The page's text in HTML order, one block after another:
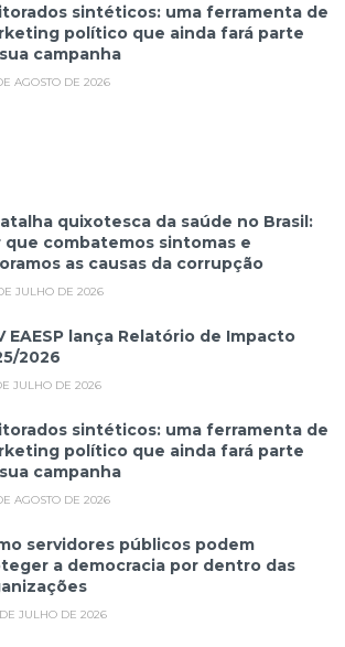
sintéticos: uma ferramenta de
político que ainda fará parte
campanha
AGOSTO DE 2026
quixotesca da saúde no Brasil:
que combatemos sintomas e
as causas da corrupção
JULHO DE 2026
EAESP lança Relatório de Impacto
2026
JULHO DE 2026
sintéticos: uma ferramenta de
político que ainda fará parte
campanha
AGOSTO DE 2026
servidores públicos podem
a democracia por dentro das
JULHO DE 2026